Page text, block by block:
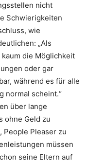
nicht
Schwierigkeiten
wie
„Als
die Möglichkeit
oder gar
während es für alle
normal scheint.“
über lange
ohne Geld zu
People Pleaser zu
müssen
seine Eltern auf